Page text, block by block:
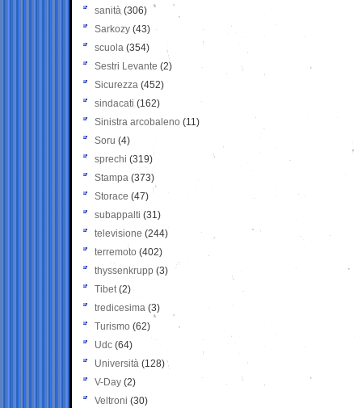
sanità (306)
Sarkozy (43)
scuola (354)
Sestri Levante (2)
Sicurezza (452)
sindacati (162)
Sinistra arcobaleno (11)
Soru (4)
sprechi (319)
Stampa (373)
Storace (47)
subappalti (31)
televisione(244)
terremoto (402)
thyssenkrupp (3)
Tibet(2)
tredicesima (3)
Turismo (62)
Udc (64)
Università (128)
V-Day (2)
Veltroni (30)